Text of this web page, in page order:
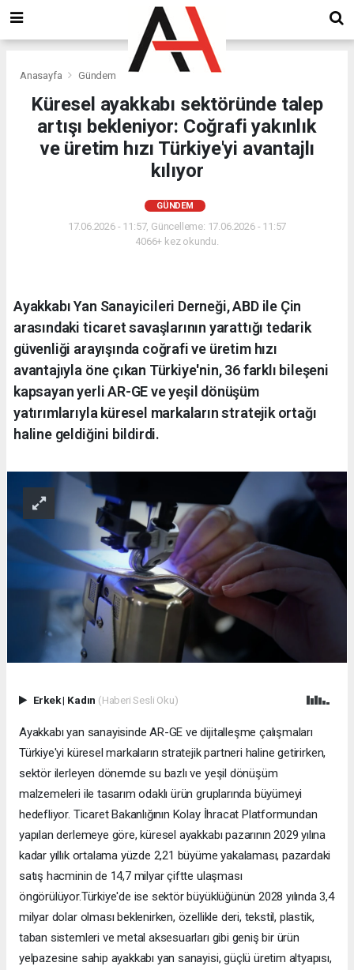
Anasayfa Gündem
Küresel ayakkabı sektöründe talep
artışı bekleniyor: Coğrafi yakınlık
ve üretim hızı Türkiye'yi avantajlı
kılıyor
GÜNDEM
17.06.2026 - 11:57, Güncelleme: 17.06.2026 - 11:57
4066+ kez okundu.
Ayakkabı Yan Sanayicileri Derneği, ABD ile Çin
arasındaki ticaret savaşlarının yarattığı tedarik
güvenliği arayışında coğrafi ve üretim hızı
avantajıyla öne çıkan Türkiye'nin, 36 farklı bileşeni
kapsayan yerli AR-GE ve yeşil dönüşüm
yatırımlarıyla küresel markaların stratejik ortağı
haline geldiğini bildirdi.
Erkek| Kadın (Haberi Sesli Oku)
Ayakkabı yan sanayisinde AR-GE ve dijitalleşme çalışmaları
Türkiye'yi küresel markaların stratejik partneri haline getirirken,
sektör ilerleyen dönemde su bazlı ve yeşil dönüşüm
malzemeleri ile tasarım odaklı ürün gruplarında büyümeyi
hedefliyor. Ticaret Bakanlığının Kolay İhracat Platformundan
yapılan derlemeye göre, küresel ayakkabı pazarının 2029 yılına
kadar yıllık ortalama yüzde 2,21 büyüme yakalaması, pazardaki
satış hacminin de 14,7 milyar çiftte ulaşması
öngörülüyor.Türkiye'de ise sektör büyüklüğünün 2028 yılında 3,4
milyar dolar olması beklenirken, özellikle deri, tekstil, plastik,
taban sistemleri ve metal aksesuarları gibi geniş bir ürün
yelpazesine sahip ayakkabı yan sanayisi, güçlü üretim altyapısı,